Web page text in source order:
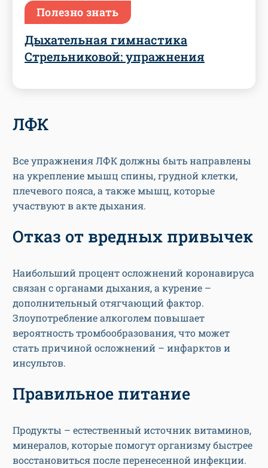
Полезно знать
Дыхательная гимнастика
Стрельниковой: упражнения
ЛФК
Все упражнения ЛФК должны быть направлены
на укрепление мышц спины, грудной клетки,
плечевого пояса, а также мышц, которые
участвуют в акте дыхания.
Отказ от вредных привычек
Наибольший процент осложнений коронавируса
связан с органами дыхания, а курение –
дополнительный отягчающий фактор.
Злоупотребление алкоголем повышает
вероятность тромбообразования, что может
стать причиной осложнений – инфарктов и
инсультов.
Правильное питание
Продукты – естественный источник витаминов,
минералов, которые помогут организму быстрее
восстановиться после перенесенной инфекции.